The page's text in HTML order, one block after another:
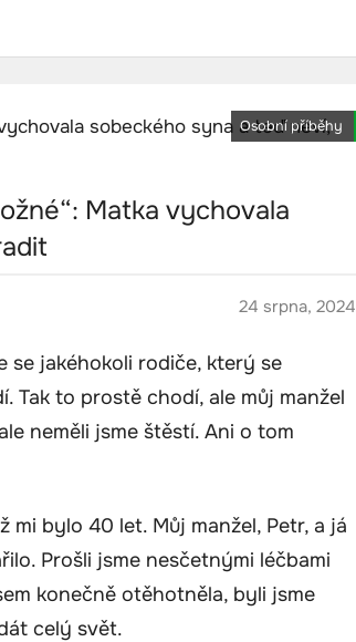
Osobní příběhy
Matka vychovala
24 srpna, 2024
se jakéhokoli rodiče, který se
Tak to prostě chodí, ale můj manžel
neměli jsme štěstí. Ani o tom
mi bylo 40 let. Můj manžel, Petr, a já
Prošli jsme nesčetnými léčbami
konečně otěhotněla, byli jsme
celý svět.